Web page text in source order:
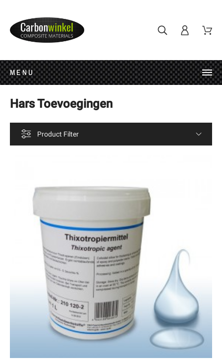
MENU
Hars Toevoegingen
Product Filter